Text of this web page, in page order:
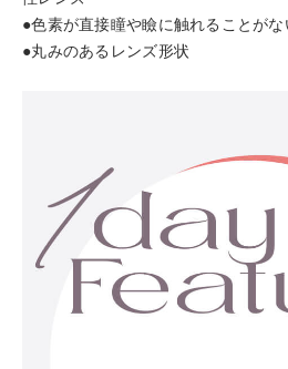
●色素が直接瞳や瞼に触れることが
●丸みのあるレンズ形状